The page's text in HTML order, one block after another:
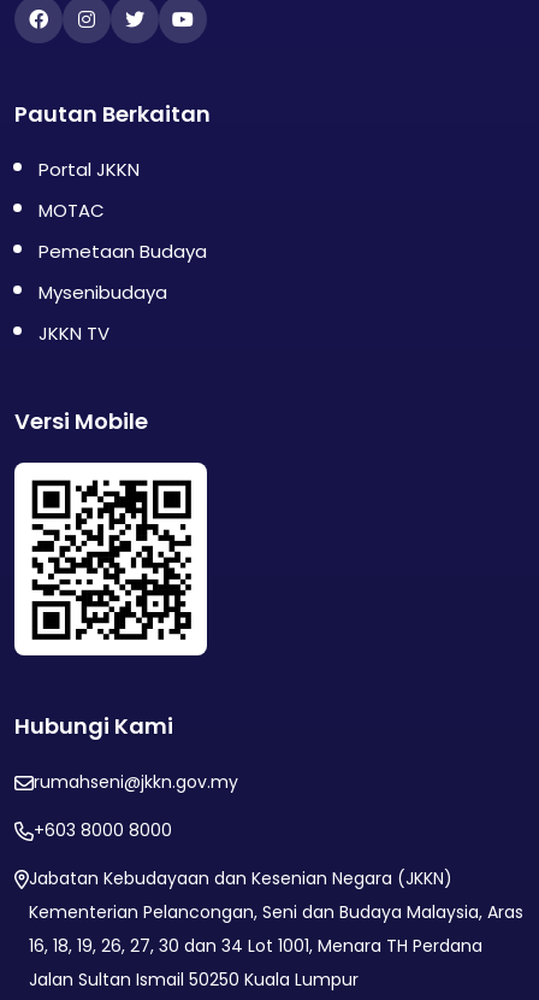
Pautan Berkaitan
Portal JKKN
MOTAC
Pemetaan Budaya
Mysenibudaya
JKKN TV
Versi Mobile
Hubungi Kami
rumahseni@jkkn.gov.my
+603 8000 8000
Jabatan Kebudayaan dan Kesenian Negara (JKKN)
Kementerian Pelancongan, Seni dan Budaya Malaysia, Aras
16, 18, 19, 26, 27, 30 dan 34 Lot 1001, Menara TH Perdana
Jalan Sultan Ismail 50250 Kuala Lumpur